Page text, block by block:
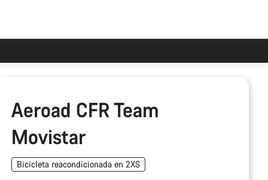
Aeroad CFR Team
Movistar
Bicicleta reacondicionada en 2XS